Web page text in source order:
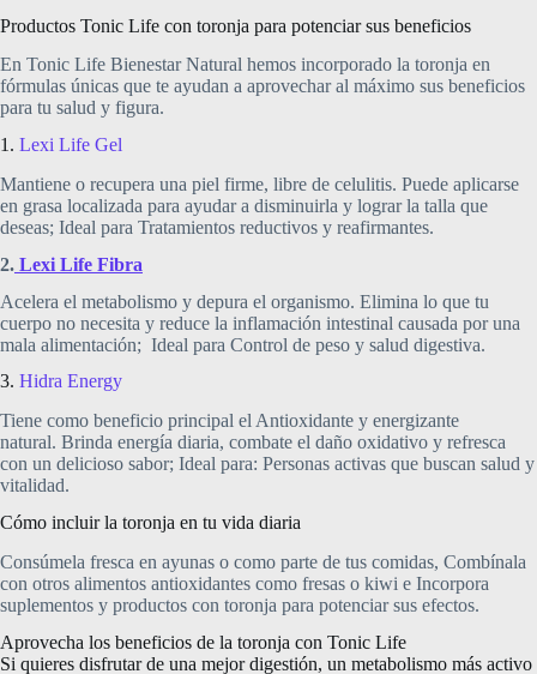
Productos Tonic Life con toronja para potenciar sus beneficios
En Tonic Life Bienestar Natural hemos incorporado la toronja en
fórmulas únicas que te ayudan a aprovechar al máximo sus beneficios
para tu salud y figura.
1. Lexi Life Gel
Mantiene o recupera una piel firme, libre de celulitis. Puede aplicarse
en grasa localizada para ayudar a disminuirla y lograr la talla que
deseas; Ideal para Tratamientos reductivos y reafirmantes.
2. Lexi Life Fibra
Acelera el metabolismo y depura el organismo. Elimina lo que tu
cuerpo no necesita y reduce la inflamación intestinal causada por una
mala alimentación; Ideal para Control de peso y salud digestiva.
3. Hidra Energy
Tiene como beneficio principal el Antioxidante y energizante
natural. Brinda energía diaria, combate el daño oxidativo y refresca
con un delicioso sabor; Ideal para: Personas activas que buscan salud y
vitalidad.
Cómo incluir la toronja en tu vida diaria
Consúmela fresca en ayunas o como parte de tus comidas, Combínala
con otros alimentos antioxidantes como fresas o kiwi e Incorpora
suplementos y productos con toronja para potenciar sus efectos.
Aprovecha los beneficios de la toronja con Tonic Life
Si quieres disfrutar de una mejor digestión, un metabolismo más activo